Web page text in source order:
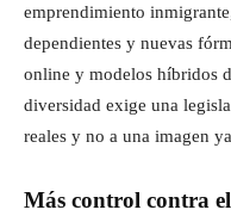
emprendimiento
dependientes y nuevas
online y modelos híbridos
diversidad exige una
reales y no a una imagen
Más control contra